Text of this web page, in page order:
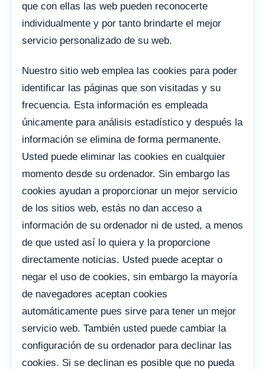
que con ellas las web pueden reconocerte
individualmente y por tanto brindarte el mejor
servicio personalizado de su web.
Nuestro sitio web emplea las cookies para poder
identificar las páginas que son visitadas y su
frecuencia. Esta información es empleada
únicamente para análisis estadístico y después la
información se elimina de forma permanente.
Usted puede eliminar las cookies en cualquier
momento desde su ordenador. Sin embargo las
cookies ayudan a proporcionar un mejor servicio
de los sitios web, estás no dan acceso a
información de su ordenador ni de usted, a menos
de que usted así lo quiera y la proporcione
directamente noticias. Usted puede aceptar o
negar el uso de cookies, sin embargo la mayoría
de navegadores aceptan cookies
automáticamente pues sirve para tener un mejor
servicio web. También usted puede cambiar la
configuración de su ordenador para declinar las
cookies. Si se declinan es posible que no pueda